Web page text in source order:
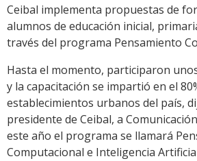
Ceibal implementa propuestas de
alumnos de educación inicial,
través del programa Pensamiento
Hasta el momento, participaron
y la capacitación se impartió en el
establecimientos urbanos del país,
presidente de Ceibal, a
este año el programa se llamará
Computacional e Inteligencia